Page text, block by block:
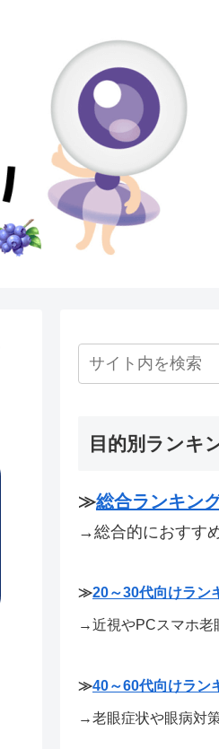
目的別ランキ
≫総合ランキン
→総合的におすす
≫20～30代向けラン
→近視やPCスマホ老
≫40～60代向けラン
→老眼症状や眼病対